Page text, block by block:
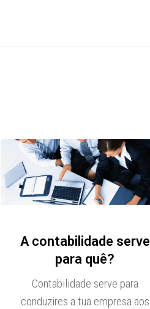
A contabilidade serve
para quê?
Contabilidade serve para
conduzires a tua empresa aos